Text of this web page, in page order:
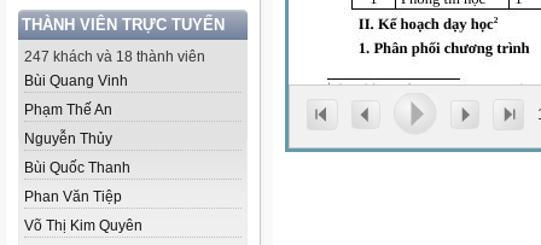
THÀNH VIÊN TRỰC TUYẾN
247 khách và 18 thành viên
Bùi Quang Vinh
Phạm Thế An
Nguyễn Thủy
Bùi Quốc Thanh
Phan Văn Tiệp
Võ Thị Kim Quyên